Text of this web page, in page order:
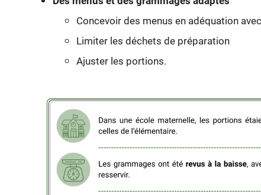
Concevoir des menus en adéquation
Limiter les déchets de préparation
Ajuster les portions.